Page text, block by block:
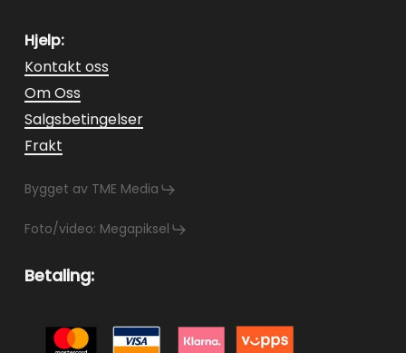
Hjelp:
Kontakt oss
Om Oss
Salgsbetingelser
Frakt
Bygget av TME Media
Foto/video: Megapiksel
Betaling: